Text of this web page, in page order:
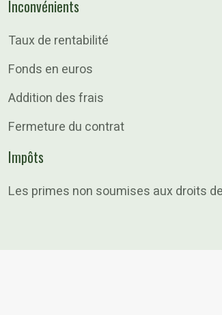
Inconvénients
Taux de rentabilité
Fonds en euros
Addition des frais
Fermeture du contrat
Impôts
Les primes non soumises aux droits